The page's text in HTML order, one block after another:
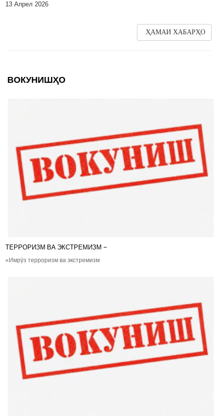
13 Апрел 2026
ҲАМАИ ХАБАРҲО
ВОКУНИШҲО
ТЕРРОРИЗМ ВА ЭКСТРЕМИЗМ –
«Имрӯз терроризм ва экстремизм